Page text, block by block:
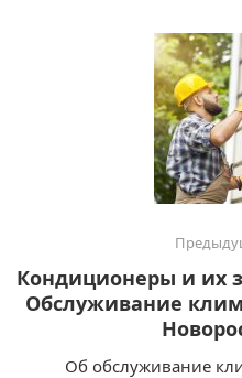
Кондиционеры и их
Обслуживание
Об обслуживание